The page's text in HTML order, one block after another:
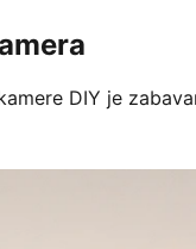
DIY je